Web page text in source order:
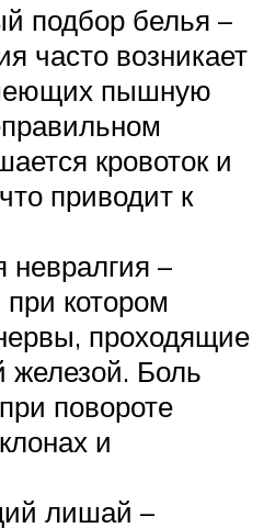
подбор белья –
часто возникает
пышную
кровоток и
приводит к
–
котором
проходящие
железой. Боль
повороте
и
лишай –